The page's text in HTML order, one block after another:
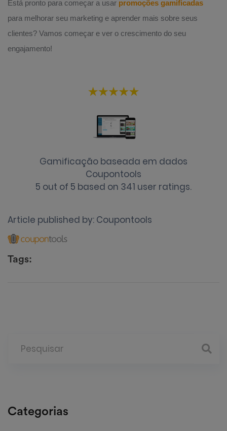
Está pronto para começar a usar promoções gamificadas
para melhorar seu marketing e aprender mais sobre seus
clientes? Vamos começar e ver o crescimento do seu
engajamento!
Gamificação baseada em dados
Coupontools
5 out of 5 based on 341 user ratings.
Article published by: Coupontools
Tags:
Categorias